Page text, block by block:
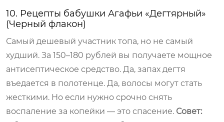
10. Рецепты бабушки Агафьи «Дегтярный»
(Черный флакон)
Самый дешевый участник топа, но не самый
худший. За 150–180 рублей вы получаете мощное
антисептическое средство. Да, запах дегтя
въедается в полотенце. Да, волосы могут стать
жесткими. Но если нужно срочно снять
воспаление за копейки — это спасение. Совет: